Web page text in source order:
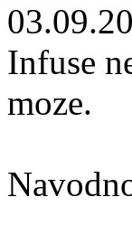
Infuse
moze.